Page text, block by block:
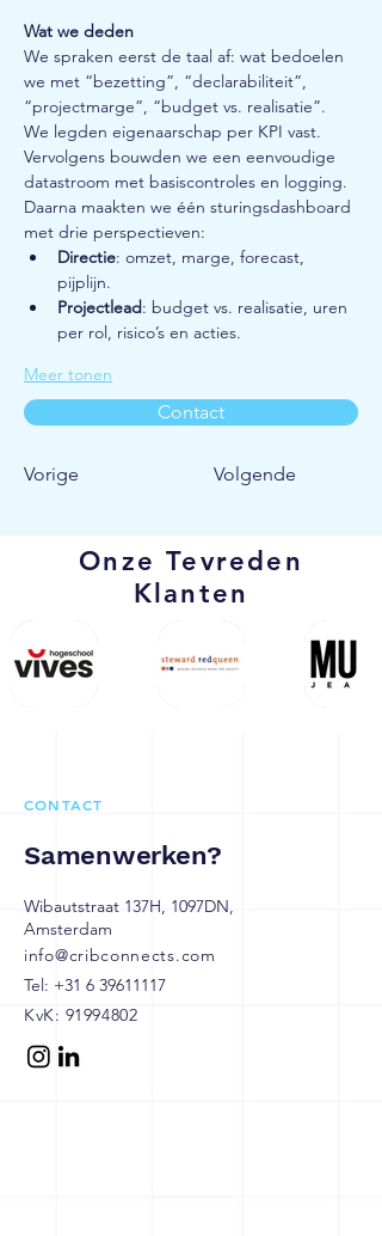
Wat we deden
We spraken eerst de taal af: wat bedoelen
we met “bezetting”, “declarabiliteit”,
“projectmarge”, “budget vs. realisatie”.
We legden eigenaarschap per KPI vast.
Vervolgens bouwden we een eenvoudige
datastroom met basiscontroles en logging.
Daarna maakten we één sturingsdashboard
met drie perspectieven:
Directie: omzet, marge, forecast,
pijplijn.
Projectlead: budget vs. realisatie, uren
per rol, risico’s en acties.
Meer tonen
Contact
Vorige Volgende
Onze Tevreden
Klanten
CONTACT
Samenwerken?
Wibautstraat 137H, 1097DN,
Amsterdam
info@cribconnects.com
Tel: +31 6 39611117
KvK: 91994802